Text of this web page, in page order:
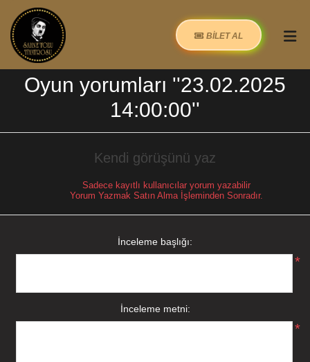
BİLET AL
Oyun yorumları
23.02.2025
14:00:00
Kendi görüşünü yaz
Sadece kayıtlı kullanıcılar yorum yazabilir
Yorum Yazmak Satın Alma İşleminden Sonradır.
İnceleme başlığı:
*
İnceleme metni:
*